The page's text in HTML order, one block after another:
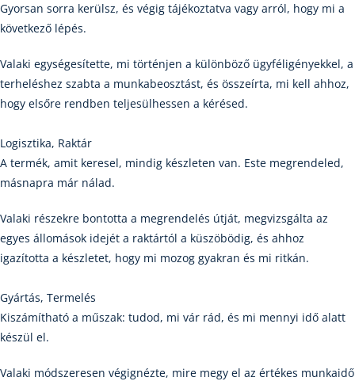
Gyorsan sorra kerülsz, és végig tájékoztatva vagy arról, hogy mi a
következő lépés.
Valaki egységesítette, mi történjen a különböző ügyféligényekkel, a
terheléshez szabta a munkabeosztást, és összeírta, mi kell ahhoz,
hogy elsőre rendben teljesülhessen a kérésed.
Logisztika, Raktár
A termék, amit keresel, mindig készleten van. Este megrendeled,
másnapra már nálad.
Valaki részekre bontotta a megrendelés útját, megvizsgálta az
egyes állomások idejét a raktártól a küszöbödig, és ahhoz
igazította a készletet, hogy mi mozog gyakran és mi ritkán.
Gyártás, Termelés
Kiszámítható a műszak: tudod, mi vár rád, és mi mennyi idő alatt
készül el.
Valaki módszeresen végignézte, mire megy el az értékes munkaidő